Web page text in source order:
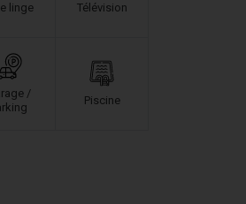
linge Télévision
/
Piscine